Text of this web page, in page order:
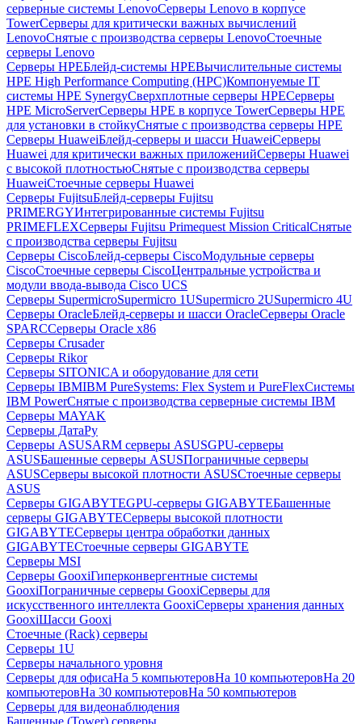
серверные системы LenovoСерверы Lenovo в корпусе
TowerСерверы для критически важных вычислений
LenovoСнятые с производства серверы LenovoСтоечные
серверы Lenovo
Серверы HPEБлейд-системы HPEВычислительные системы
HPE High Performance Computing (HPC)Компонуемые IT
системы HPE SynergyСверхплотные серверы HPEСерверы
HPE MicroServerСерверы HPE в корпусе TowerСерверы HPE
для установки в стойкуСнятые с производства серверы HPE
Серверы HuaweiБлейд-серверы и шасси HuaweiСерверы
Huawei для критически важных приложенийСерверы Huawei
с высокой плотностьюСнятые с производства серверы
HuaweiСтоечные серверы Huawei
Серверы FujitsuБлейд-серверы Fujitsu
PRIMERGYИнтегрированные системы Fujitsu
PRIMEFLEXСерверы Fujitsu Primequest Mission CriticalСнятые
с производства серверы Fujitsu
Серверы CiscoБлейд-серверы CiscoМодульные серверы
CiscoСтоечные серверы CiscoЦентральные устройства и
модули ввода-вывода Cisco UCS
Серверы SupermicroSupermicro 1USupermicro 2USupermicro 4U
Серверы OracleБлейд-серверы и шасси OracleСерверы Oracle
SPARCСерверы Oracle x86
Серверы Crusader
Серверы Rikor
Серверы SITONICA и оборудование для сети
Серверы IBMIBM PureSystems: Flex System и PureFlexСистемы
IBM PowerСнятые с производства серверные системы IBM
Серверы MAYAK
Серверы ДатаРу
Серверы ASUSARM серверы ASUSGPU-серверы
ASUSБашенные серверы ASUSПограничные серверы
ASUSСерверы высокой плотности ASUSСтоечные серверы
ASUS
Серверы GIGABYTEGPU-серверы GIGABYTEБашенные
серверы GIGABYTEСерверы высокой плотности
GIGABYTEСерверы центра обработки данных
GIGABYTEСтоечные серверы GIGABYTE
Серверы MSI
Серверы GooxiГиперконвергентные системы
GooxiПограничные серверы GooxiСерверы для
искусственного интеллекта GooxiСерверы хранения данных
GooxiШасси Gooxi
Стоечные (Rack) серверы
Серверы 1U
Серверы начального уровня
Серверы для офисаНа 5 компьютеровНа 10 компьютеровНа 20
компьютеровНа 30 компьютеровНа 50 компьютеров
Серверы для видеонаблюдения
Башенные (Tower) серверы